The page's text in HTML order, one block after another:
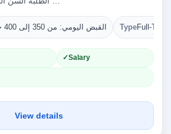
القبض اليومي: من 350 إلى 400 جنيه TypeFull-Time
Salary
View details